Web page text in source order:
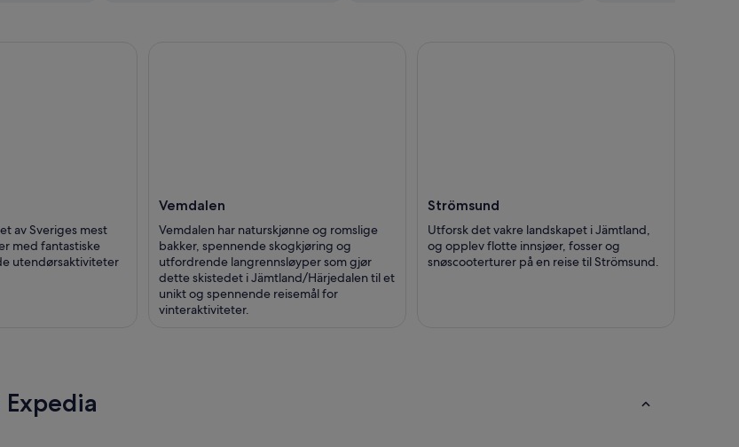
av Sveriges mest
med fantastiske
utendørsaktiviteter
Vemdalen
Vemdalen har naturskjønne og romslige
bakker, spennende skogkjøring og
utfordrende langrennsløyper som gjør
dette skistedet i Jämtland/Härjedalen til et
unikt og spennende reisemål for
vinteraktiviteter.
Strömsund
Utforsk det vakre landskapet i Jämtland,
og opplev flotte innsjøer, fosser og
snøscooterturer på en reise til Strömsund.